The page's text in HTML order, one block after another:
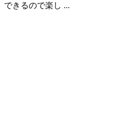
できるので楽し ...